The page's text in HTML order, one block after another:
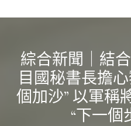
綜合新聞｜結
目國秘書長擔
個加沙” 以軍稱
“下一個